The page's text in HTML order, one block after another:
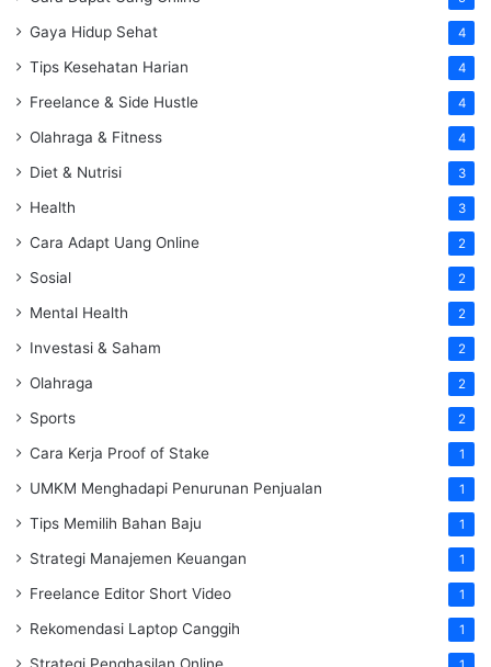
Gaya Hidup Sehat 4
Tips Kesehatan Harian 4
Freelance & Side Hustle 4
Olahraga & Fitness 4
Diet & Nutrisi 3
Health 3
Cara Adapt Uang Online 2
Sosial 2
Mental Health 2
Investasi & Saham 2
Olahraga 2
Sports 2
Cara Kerja Proof of Stake 1
UMKM Menghadapi Penurunan Penjualan 1
Tips Memilih Bahan Baju 1
Strategi Manajemen Keuangan 1
Freelance Editor Short Video 1
Rekomendasi Laptop Canggih 1